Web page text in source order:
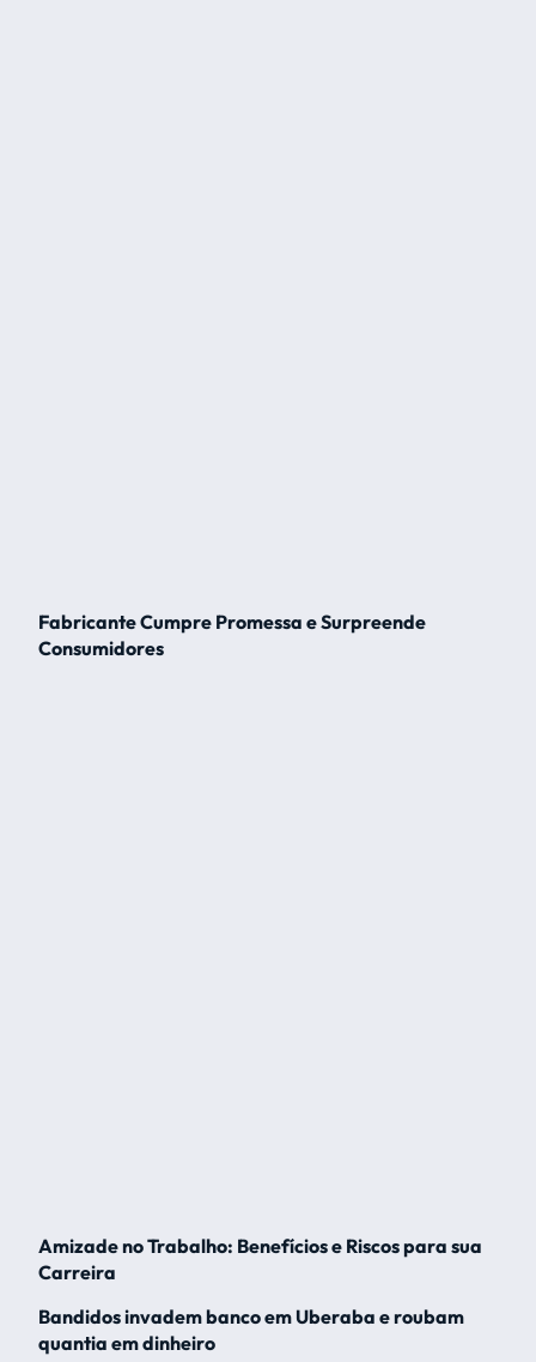
Fabricante Cumpre Promessa e Surpreende
Consumidores
Amizade no Trabalho: Benefícios e Riscos para sua
Carreira
Bandidos invadem banco em Uberaba e roubam
quantia em dinheiro